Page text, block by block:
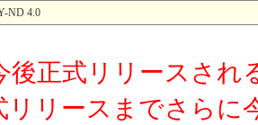
ND 4.0
正式リリースされ
リースまでさらに